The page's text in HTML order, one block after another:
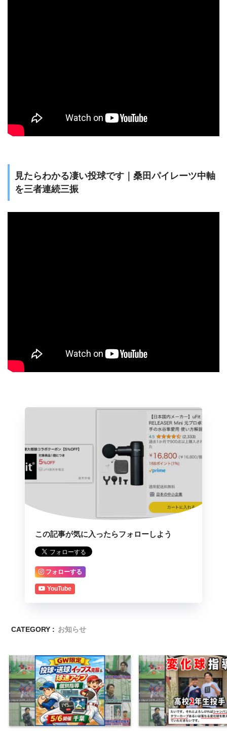
見たらわかる凄い投球です｜桑田パイレーツ中軸
を三者連続三振
この記事が気に入ったらフォローしよう
フォローする
YouTube
CATEGORY : お知らせ